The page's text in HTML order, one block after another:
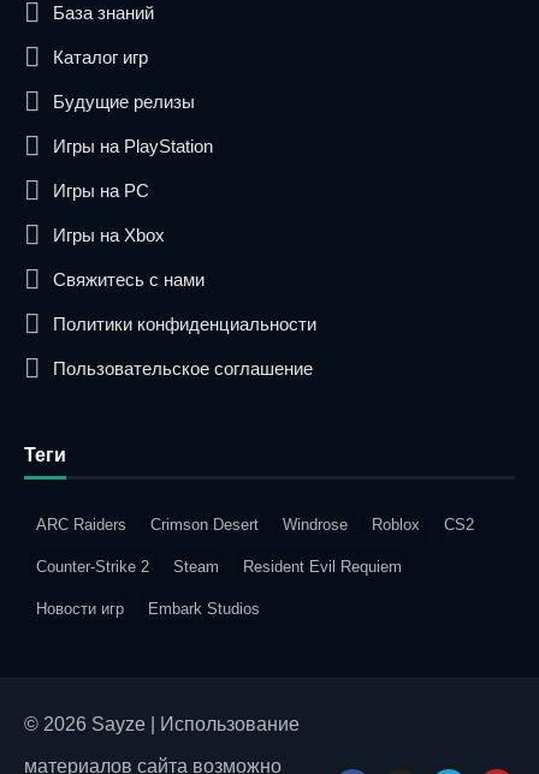
База знаний
Каталог игр
Будущие релизы
Игры на PlayStation
Игры на PC
Игры на Xbox
Свяжитесь с нами
Политики конфиденциальности
Пользовательское соглашение
Теги
ARC Raiders Crimson Desert Windrose Roblox CS2
Counter-Strike 2 Steam Resident Evil Requiem
Новости игр Embark Studios
© 2026 Sayze | Использование
материалов сайта возможно